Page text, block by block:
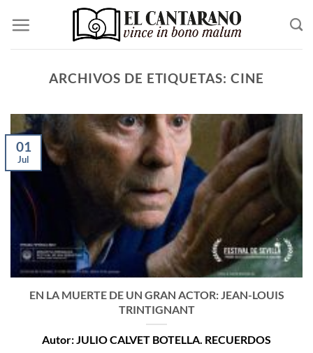
contenido
ARCHIVOS DE ETIQUETAS:CINE
EN LA MUERTE DE UN GRAN ACTOR: JEAN-LOUIS
TRINTIGNANT
Autor: JULIO CALVET BOTELLA. RECUERDOS
01
Jul